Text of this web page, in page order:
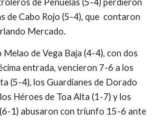
de Peñuelas (5-4) perdieron
de Cabo Rojo (5-4), que  contaron
Mercado.
de Vega Baja (4-4), con dos
entrada, vencieron 7-6 a los
(5-4), los Guardianes de Dorado
Héroes de Toa Alta (1-7) y los
1) abusaron con triunfo 15-6 ante